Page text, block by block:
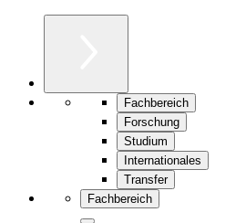
Fachbereich
Forschung
Studium
Internationales
Transfer
Fachbereich